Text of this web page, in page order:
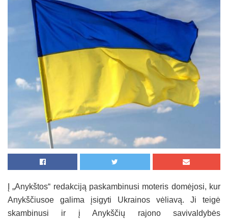
Į „Anykštos“ redakciją paskambinusi moteris domėjosi, kur
Anykščiusoe galima įsigyti Ukrainos vėliavą. Ji teigė
skambinusi ir į Anykščių rajono savivaldybės